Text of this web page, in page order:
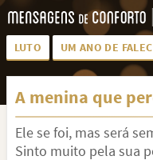
LUTO UM ANO DE
LUTO PARA AMIGA
SAUDADES DA MÃE
PÊSAMES PARA AMIGA
A menina que
Ele se foi, mas será
Sinto muito pela sua